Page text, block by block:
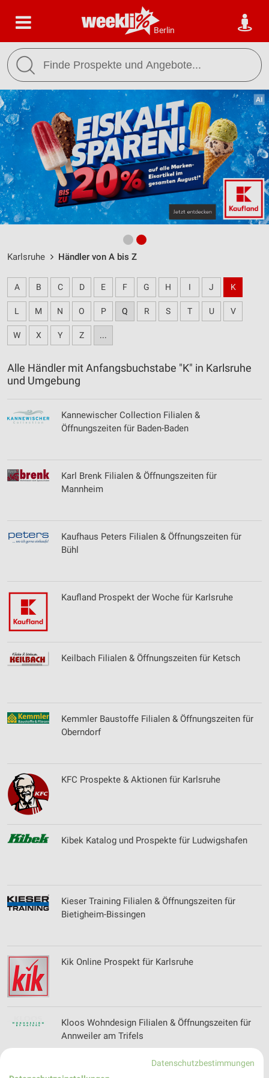
Berlin
Karlsruhe Händler von A bis Z
A B C D E F G H I J K
L M N O P Q R S T U V
W X Y Z ...
Alle Händler mit Anfangsbuchstabe "K" in Karlsruhe
und Umgebung
Kannewischer Collection Filialen &
Öffnungszeiten für Baden-Baden
Karl Brenk Filialen & Öffnungszeiten für
Mannheim
Kaufhaus Peters Filialen & Öffnungszeiten für
Bühl
Kaufland Prospekt der Woche für Karlsruhe
Keilbach Filialen & Öffnungszeiten für Ketsch
Kemmler Baustoffe Filialen & Öffnungszeiten für
Oberndorf
KFC Prospekte & Aktionen für Karlsruhe
Kibek Katalog und Prospekte für Ludwigshafen
Kieser Training Filialen & Öffnungszeiten für
Bietigheim-Bissingen
Kik Online Prospekt für Karlsruhe
Kloos Wohndesign Filialen & Öffnungszeiten für
Annweiler am Trifels
Datenschutzbestimmungen